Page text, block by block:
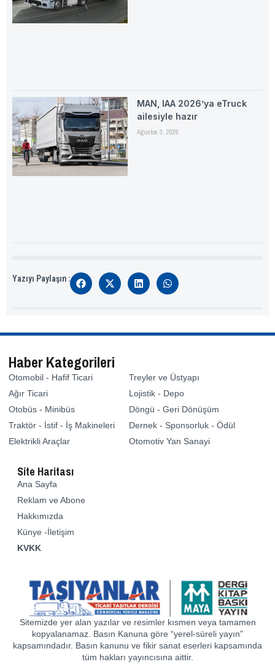
MAN, IAA 2026’ya eTruck
ailesiyle hazır
Ağustos 3, 2026
Yazıyı Paylaşın :
Haber Kategorileri
Otomobil - Hafif Ticari
Ağır Ticari
Otobüs - Minibüs
Traktör - İstif - İş Makineleri
Elektrikli Araçlar
Treyler ve Üstyapı
Lojistik - Depo
Döngü - Geri Dönüşüm
Dernek - Sponsorluk - Ödül
Otomotiv Yan Sanayi
Site Haritası
Ana Sayfa
Reklam ve Abone
Hakkımızda
Künye -İletişim
KVKK
Sitemizde yer alan yazılar ve resimler kısmen veya tamamen
kopyalanamaz. Basın Kanuna göre “yerel-süreli yayın”
kapsamındadır. Basın kanunu ve fikir sanat eserleri kapsamında
tüm hakları yayıncısına aittir.